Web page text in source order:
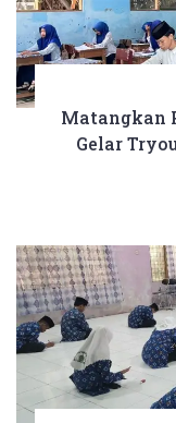
Matangkan
Gelar